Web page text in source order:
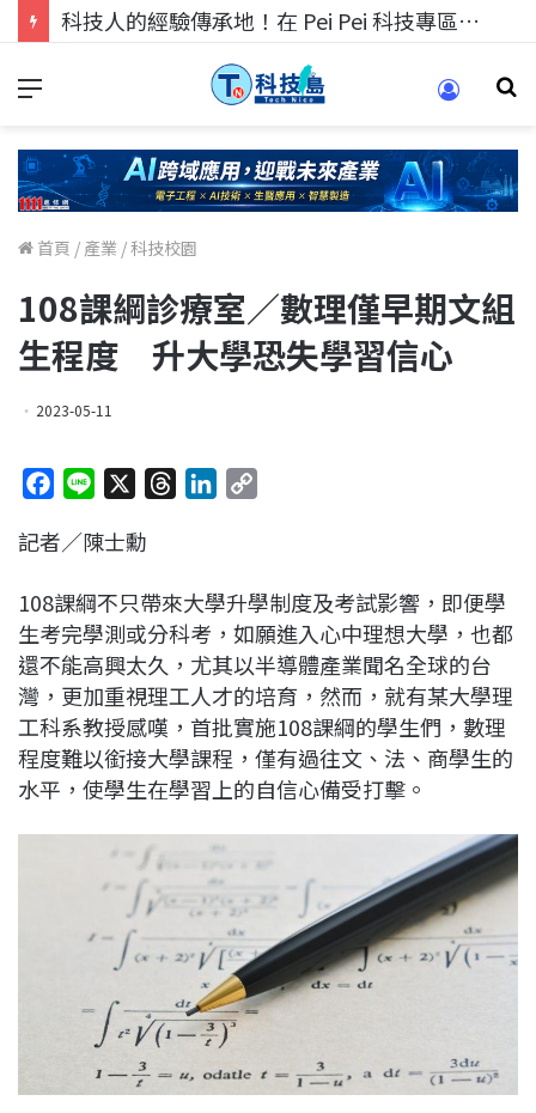
科技人找工作，就到TECH+ 科技專區!
首頁 / 產業 /科技校園
108課綱診療室／數理僅早期文組
生程度 升大學恐失學習信心
2023-05-11
c
b
o
o
k
n
a
d
s
e
d
I
n
L
i
n
k
記者／陳士勳
108課綱不只帶來大學升學制度及考試影響，即便學
生考完學測或分科考，如願進入心中理想大學，也都
還不能高興太久，尤其以半導體產業聞名全球的台
灣，更加重視理工人才的培育，然而，就有某大學理
工科系教授感嘆，首批實施108課綱的學生們，數理
程度難以銜接大學課程，僅有過往文、法、商學生的
水平，使學生在學習上的自信心備受打擊。